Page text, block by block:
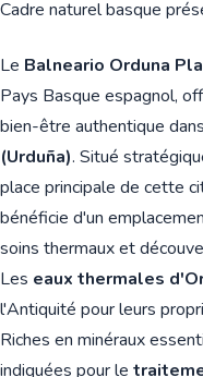
Cadre naturel basque
Le Balneario Orduna
Pays Basque espagnol,
bien-être authentique
(Urduña). Situé
place principale de cette
bénéficie d'un
soins thermaux et
Les eaux thermales
l'Antiquité pour leurs
Riches en minéraux
indiquées pour le